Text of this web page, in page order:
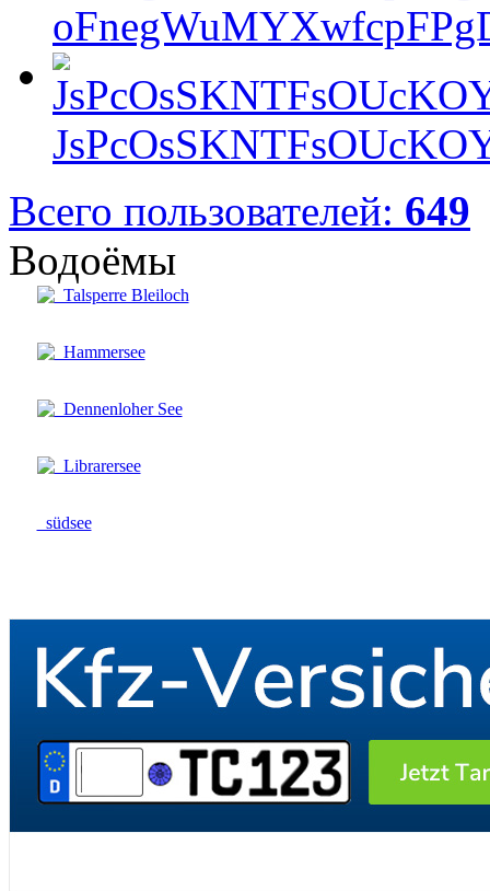
Всего пользователей: 649
Водоёмы
Talsperre Bleiloch
Hammersee
Dennenloher See
Librarersee
südsee